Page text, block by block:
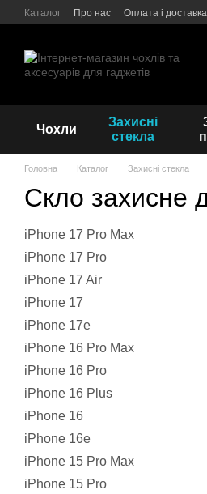
Перейти до основного контенту
Каталог Про нас Оплата і доставка
Чохли
Захисні
стекла
Головна Каталог Захисні стекла
Скло захисне
iPhone 17 Pro Max
iPhone 17 Pro
iPhone 17 Air
iPhone 17
iPhone 17e
iPhone 16 Pro Max
iPhone 16 Pro
iPhone 16 Plus
iPhone 16
iPhone 16e
iPhone 15 Pro Max
iPhone 15 Pro